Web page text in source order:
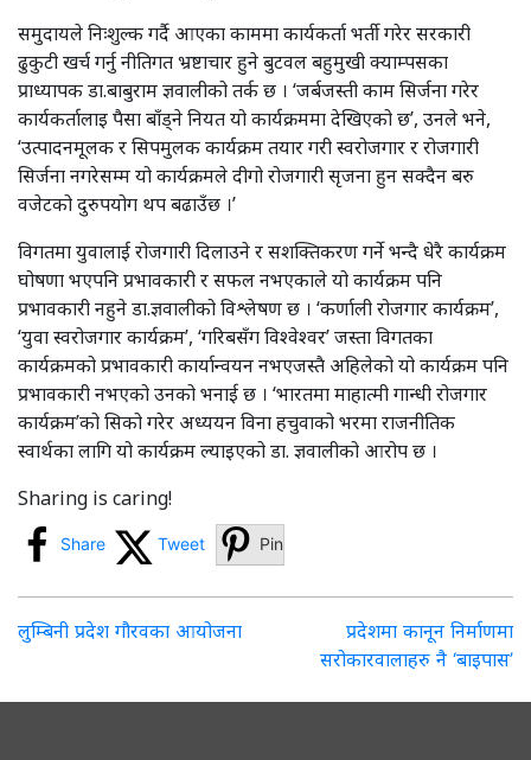
समुदायले निःशुल्क गर्दै आएका काममा कार्यकर्ता भर्ती गरेर सरकारी
ढुकुटी खर्च गर्नु नीतिगत भ्रष्टाचार हुने बुटवल बहुमुखी क्याम्पसका
प्राध्यापक डा.बाबुराम ज्ञवालीको तर्क छ । ‘जर्बजस्ती काम सिर्जना गरेर
कार्यकर्तालाइ पैसा बाँड्ने नियत यो कार्यक्रममा देखिएको छ’, उनले भने,
‘उत्पादनमूलक र सिपमुलक कार्यक्रम तयार गरी स्वरोजगार र रोजगारी
सिर्जना नगरेसम्म यो कार्यक्रमले दीगो रोजगारी सृजना हुन सक्दैन बरु
वजेटको दुरुपयोग थप बढाउँछ ।’
विगतमा युवालाई रोजगारी दिलाउने र सशक्तिकरण गर्ने भन्दै धेरै कार्यक्रम
घोषणा भएपनि प्रभावकारी र सफल नभएकाले यो कार्यक्रम पनि
प्रभावकारी नहुने डा.ज्ञवालीको विश्लेषण छ । ‘कर्णाली रोजगार कार्यक्रम’,
‘युवा स्वरोजगार कार्यक्रम’, ‘गरिबसँग विश्वेश्वर’ जस्ता विगतका
कार्यक्रमको प्रभावकारी कार्यान्वयन नभएजस्तै अहिलेको यो कार्यक्रम पनि
प्रभावकारी नभएको उनको भनाई छ । ‘भारतमा माहात्मी गान्धी रोजगार
कार्यक्रम’को सिको गरेर अध्ययन विना हचुवाको भरमा राजनीतिक
स्वार्थका लागि यो कार्यक्रम ल्याइएको डा. ज्ञवालीको आरोप छ ।
Sharing is caring!
Share Tweet Pin
Post
लुम्बिनी प्रदेश गौरवका आयोजना
प्रदेशमा कानून निर्माणमा
सरोकारवालाहरु नै ‘बाइपास’